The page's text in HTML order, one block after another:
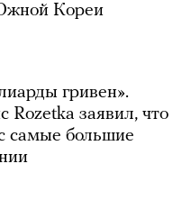
Кореи
гривен».
Rozetka заявил, что
самые большие